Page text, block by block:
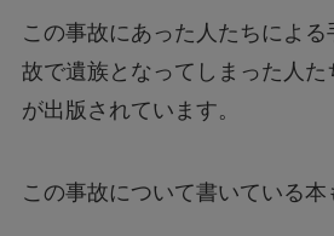
この事故にあった人たちによ
故で遺族となってしまった人
が出版されています。
この事故について書いている本